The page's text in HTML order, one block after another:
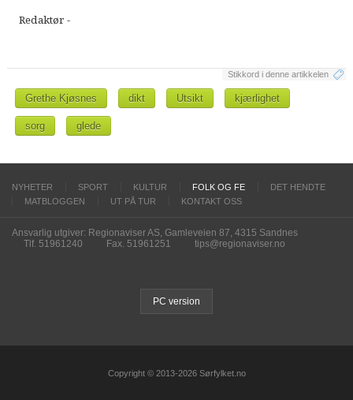
Redaktør -
Stikkord i denne artikkelen
Grethe Kjøsnes dikt Utsikt kjærlighet
sorg glede
NYHETER SPORT KULTUR FOLK OG FE
DET HENDTE
MATBLOGGEN
UT PÅ TUR KONTAKT OSS
Ansvarlig utgiver: Regionaviser AS, Gamleveien 87, 4315 Sandnes
Tlf. 51961240
Fax. 51961251 tips@regionaviser.no
PC version
Copyright © 2013-2026 Sørfylket.no